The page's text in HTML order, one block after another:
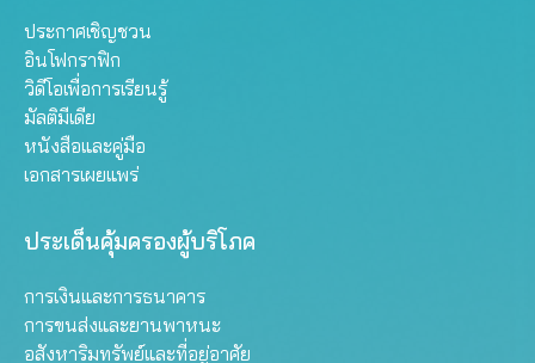
ประกาศเชิญชวน
อินโฟกราฟิก
วิดีโอเพื่อการเรียนรู้
มัลติมีเดีย
หนังสือและคู่มือ
เอกสารเผยแพร่
ประเด็นคุ้มครองผู้บริโภค
การเงินและการธนาคาร
การขนส่งและยานพาหนะ
อสังหาริมทรัพย์และที่อยู่อาศัย